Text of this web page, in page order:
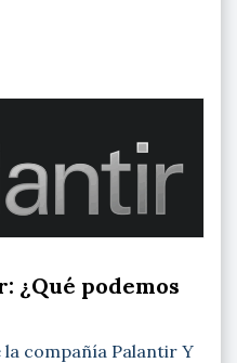
¿Qué podemos
la compañía Palantir Y